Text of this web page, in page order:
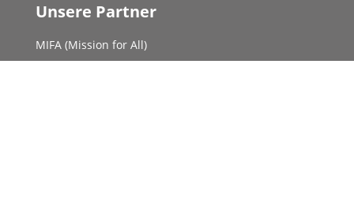
Unsere Partner
MIFA (Mission for All)